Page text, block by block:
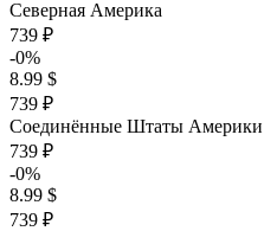
Северная Америка
739 ₽
-0%
8.99 $
739 ₽
Соединённые Штаты Америки
739 ₽
-0%
8.99 $
739 ₽